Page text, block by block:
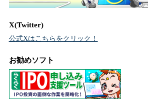
X(Twitter)
公式Xはこちらをクリック！
お勧めソフト